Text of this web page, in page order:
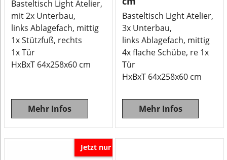
Basteltisch Light Atelier,
mit 2x Unterbau,
links Ablagefach, mittig
1x Stützfuß, rechts
1x Tür
HxBxT 64x258x60 cm
Mehr Infos
Basteltisch Light Atelier,
3x Unterbau,
links Ablagefach, mittig
4x flache Schübe, re 1x
Tür
HxBxT 64x258x60 cm
Mehr Infos
Jetzt nur